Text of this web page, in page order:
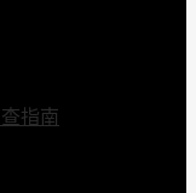
指南